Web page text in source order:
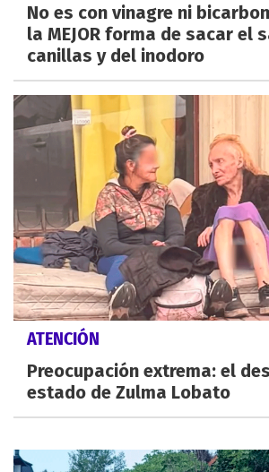
No es con vinagre ni
la MEJOR forma de sacar el
canillas y del inodoro
ATENCIÓN
Preocupación extrema: el
estado de Zulma Lobato